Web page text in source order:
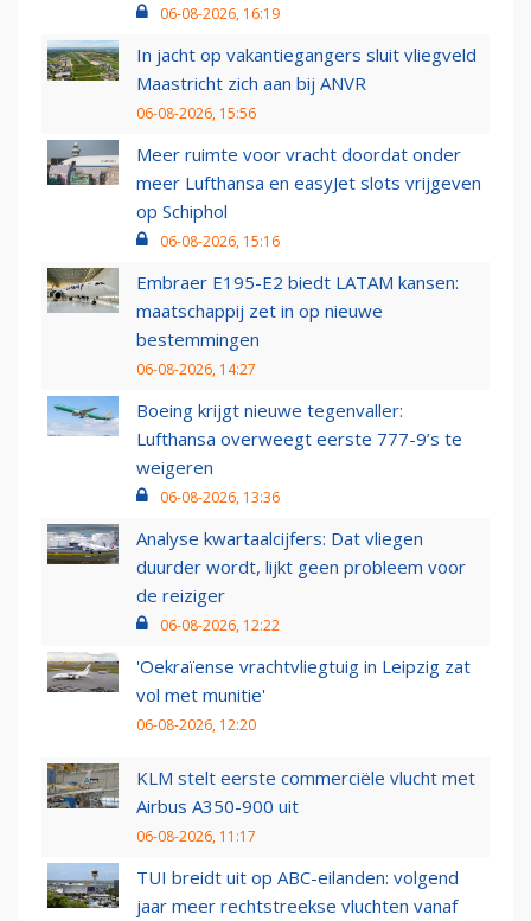
06-08-2026, 16:19
In jacht op vakantiegangers sluit vliegveld
Maastricht zich aan bij ANVR
06-08-2026, 15:56
Meer ruimte voor vracht doordat onder
meer Lufthansa en easyJet slots vrijgeven
op Schiphol
06-08-2026, 15:16
Embraer E195-E2 biedt LATAM kansen:
maatschappij zet in op nieuwe
bestemmingen
06-08-2026, 14:27
Boeing krijgt nieuwe tegenvaller:
Lufthansa overweegt eerste 777-9’s te
weigeren
06-08-2026, 13:36
Analyse kwartaalcijfers: Dat vliegen
duurder wordt, lijkt geen probleem voor
de reiziger
06-08-2026, 12:22
'Oekraïense vrachtvliegtuig in Leipzig zat
vol met munitie'
06-08-2026, 12:20
KLM stelt eerste commerciële vlucht met
Airbus A350-900 uit
06-08-2026, 11:17
TUI breidt uit op ABC-eilanden: volgend
jaar meer rechtstreekse vluchten vanaf